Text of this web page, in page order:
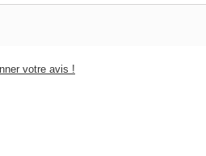
votre avis !